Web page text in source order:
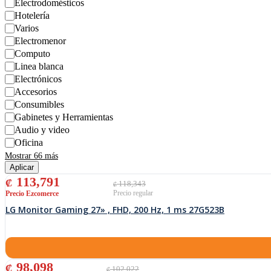
Electrodomésticos
Hotelería
Varios
Electromenor
Computo
Linea blanca
Electrónicos
Accesorios
Consumibles
Gabinetes y Herramientas
Audio y video
Oficina
Mostrar 66 más
Aplicar
₡118,343
El precio original era: ₡ 118,343.
₡ 113,791
El precio actual es: ₡ 113,791.
LG Monitor Gaming 27» , FHD, 200 Hz, 1 ms 27G523B
₡102,022
El precio original era: ₡ 102,022.
₡ 98,098
El precio actual es: ₡ 98,098.